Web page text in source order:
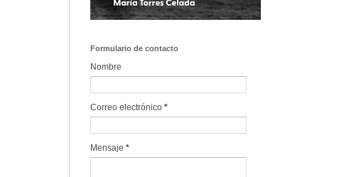
Formulario de contacto
Nombre
Correo electrónico *
Mensaje *